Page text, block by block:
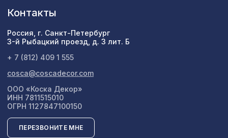
Контакты
Россия, г. Санкт-Петербург
3-й Рыбацкий проезд, д. 3 лит. Б
+ 7 (812) 409 1 555
cosca@coscadecor.com
ООО «Коска Декор»
ИНН 7811515010
ОГРН 1127847100150
ПЕРЕЗВОНИТЕ МНЕ